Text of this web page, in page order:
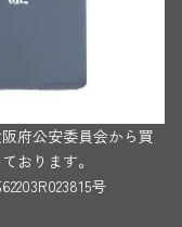
府公安委員会から買
おります。
号